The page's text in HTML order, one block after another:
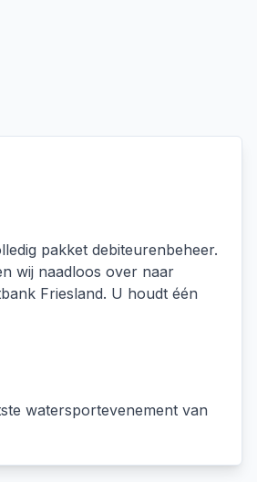
pakket debiteurenbeheer.
wij naadloos over naar
Friesland. U houdt één
watersportevenement van